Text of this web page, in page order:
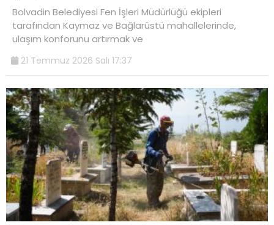
Bolvadin Belediyesi Fen İşleri Müdürlüğü ekipleri
tarafından Kaymaz ve Bağlarüstü mahallelerinde,
ulaşım konforunu artırmak ve
21 Temmuz 2026 Salı 17:37